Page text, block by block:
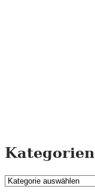
Kategorien
Kategorien